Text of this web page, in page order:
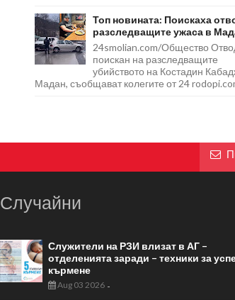
Топ новината: Поискаха
разследващите ужаса в
24smolian.com/Общество
поискан на разследващите
убийството на Костадин
Мадан, съобщават колегите от 24
Случайни
Служители на РЗИ влизат в АГ –
отделенията заради – техники за
кърмене
Aug 03 2026-